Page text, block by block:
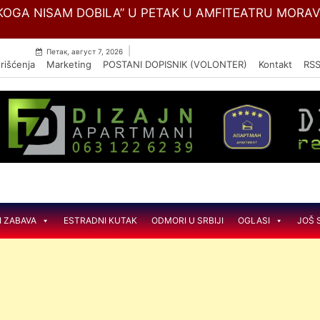
Skip
NISAM DOBILA” U PETAK U AMFITEATRU
Петак, август 7, 2026
Marketing POSTANI DOPISNIK (VOLONTER) Kontakt RSS
ZABAVA ESTRADNI KUTAK ODMORI U SRBIJI OGLASI JOŠ